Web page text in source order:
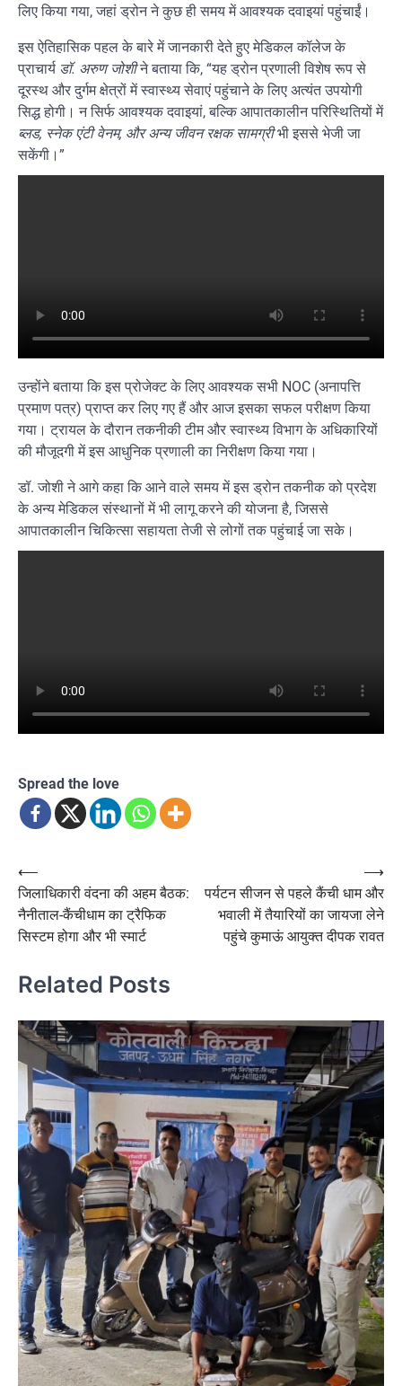
लिए किया गया, जहां ड्रोन ने कुछ ही समय में आवश्यक दवाइयां पहुंचाईं।
इस ऐतिहासिक पहल के बारे में जानकारी देते हुए मेडिकल कॉलेज के
प्राचार्य डॉ. अरुण जोशीने बताया कि, “यह ड्रोन प्रणाली विशेष रूप से
दूरस्थ और दुर्गम क्षेत्रों में स्वास्थ्य सेवाएं पहुंचाने के लिए अत्यंत उपयोगी
सिद्ध होगी। न सिर्फ आवश्यक दवाइयां, बल्कि आपातकालीन परिस्थितियों में
ब्लड, स्नेक एंटी वेनम, और अन्य जीवन रक्षक सामग्रीभी इससे भेजी जा
सकेंगी।”
उन्होंने बताया कि इस प्रोजेक्ट के लिए आवश्यक सभी NOC (अनापत्ति
प्रमाण पत्र) प्राप्त कर लिए गए हैं और आज इसका सफल परीक्षण किया
गया। ट्रायल के दौरान तकनीकी टीम और स्वास्थ्य विभाग के अधिकारियों
की मौजूदगी में इस आधुनिक प्रणाली का निरीक्षण किया गया।
डॉ. जोशी ने आगे कहा कि आने वाले समय में इस ड्रोन तकनीक को प्रदेश
के अन्य मेडिकल संस्थानों में भी लागू करने की योजना है, जिससे
आपातकालीन चिकित्सा सहायता तेजी से लोगों तक पहुंचाई जा सके।
Spread the love
Post
navigation
⟵
जिलाधिकारी वंदना की अहम बैठक:
नैनीताल-कैंचीधाम का ट्रैफिक
सिस्टम होगा और भी स्मार्ट
पर्यटन सीजन से पहले कैंची धाम और
भवाली में तैयारियों का जायजा लेने
पहुंचे कुमाऊं आयुक्त दीपक रावत
⟶
Related Posts